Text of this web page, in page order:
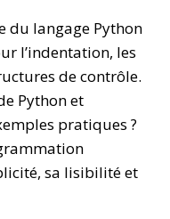
du langage Python
l’indentation, les
de contrôle.
Python et
pratiques ?
sa lisibilité et